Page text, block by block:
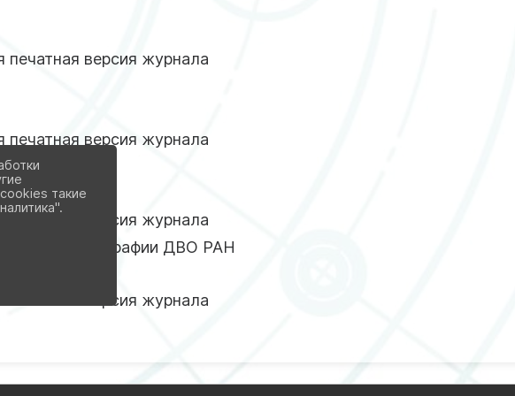
версия журнала
версия журнала
версия журнала
и этнографии ДВО РАН
версия журнала
такие